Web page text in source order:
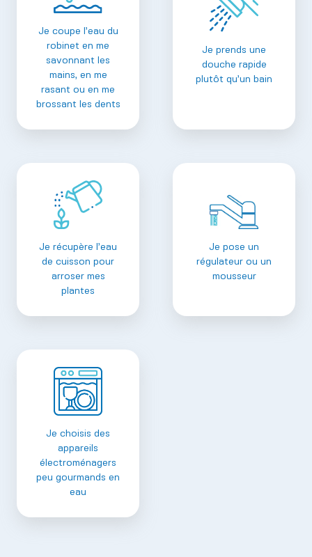
Je coupe l’eau du
robinet en me
savonnant les
mains, en me
rasant ou en me
brossant les dents
Je prends une
douche rapide
plutôt qu’un bain
Je récupère l’eau
de cuisson pour
arroser mes
plantes
Je pose un
régulateur ou un
mousseur
Je choisis des
appareils
électroménagers
peu gourmands en
eau